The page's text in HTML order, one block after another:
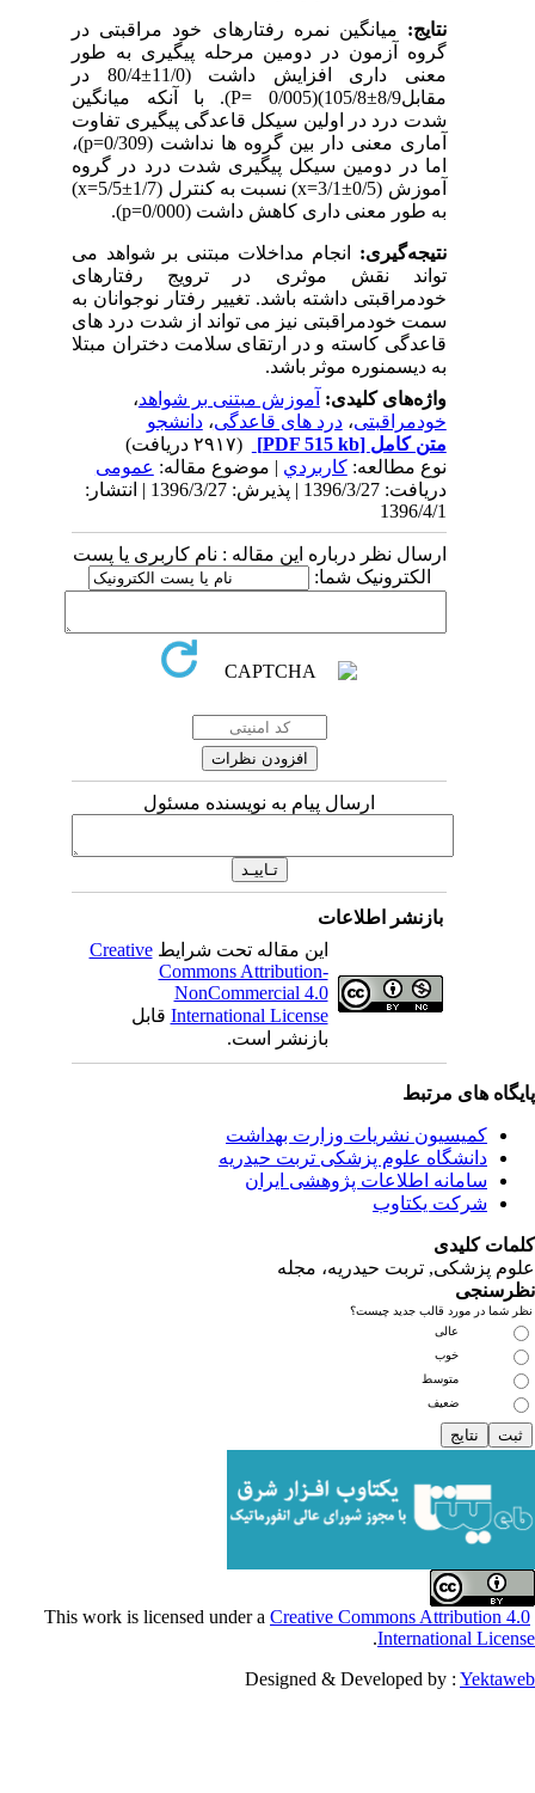
میانگین نمره رفتارهای خود مراقبتی در
گروه آزمون در دومین مرحله پیگیری به طور
معنی داری افزایش داشت (11/0
±
80/4 در
±
105/8)(P= 0/005
). با آنکه میانگین
شدت درد در اولین سیکل قاعدگی پیگیری تفاوت
آماری معنی دار بین گروه ها نداشت (0/309=
p)،
اما در دومین سیکل پیگیری شدت درد در گروه
±
3/1=
x) نسبت به کنترل (1/7 ±
5/5=
x
)
به طور معنی داری کاهش داشت (0/000=
p
).
نتیجه‌گیری:انجام مداخلات مبتنی بر شواهد می
تواند نقش موثری در ترویج رفتارهای
خودمراقبتی داشته باشد. تغییر رفتار نوجوانان به
سمت خودمراقبتی نیز می تواند از شدت درد های
قاعدگی کاسته و در ارتقای سلامت دختران مبتلا
به دیسمنوره موثر باشد.
واژه‌های کلیدی:آموزش مبتنی بر شواهد،
خودمراقبتی،درد های قاعدگی ،دانشجو
متن کامل[PDF 515 kb]
(۲۹۱۷ دریافت)
نوع مطالعه:كاربردي | موضوع مقاله:عمومى
دریافت: 1396/3/27 | پذیرش: 1396/3/27 | انتشار:
ارسال نظر درباره این مقاله : نام کاربری یا پست
الکترونیک شما:
ارسال پیام به نویسنده مسئول
بازنشر اطلاعات
این مقاله تحت شرایطCreative
Commons Attribution-
NonCommercial 4.0
International Licenseقابل
بازنشر است.
مرتبط
نشریات وزارت بهداشت
علوم پزشکی تربت حیدریه
اطلاعات پژوهشی ایران
یکتاوب
تربت حیدریه، مجله
قالب جدید چیست؟
عالی
خوب
متوسط
ضعیف
Creative Commons
.
Designed & Developed by :